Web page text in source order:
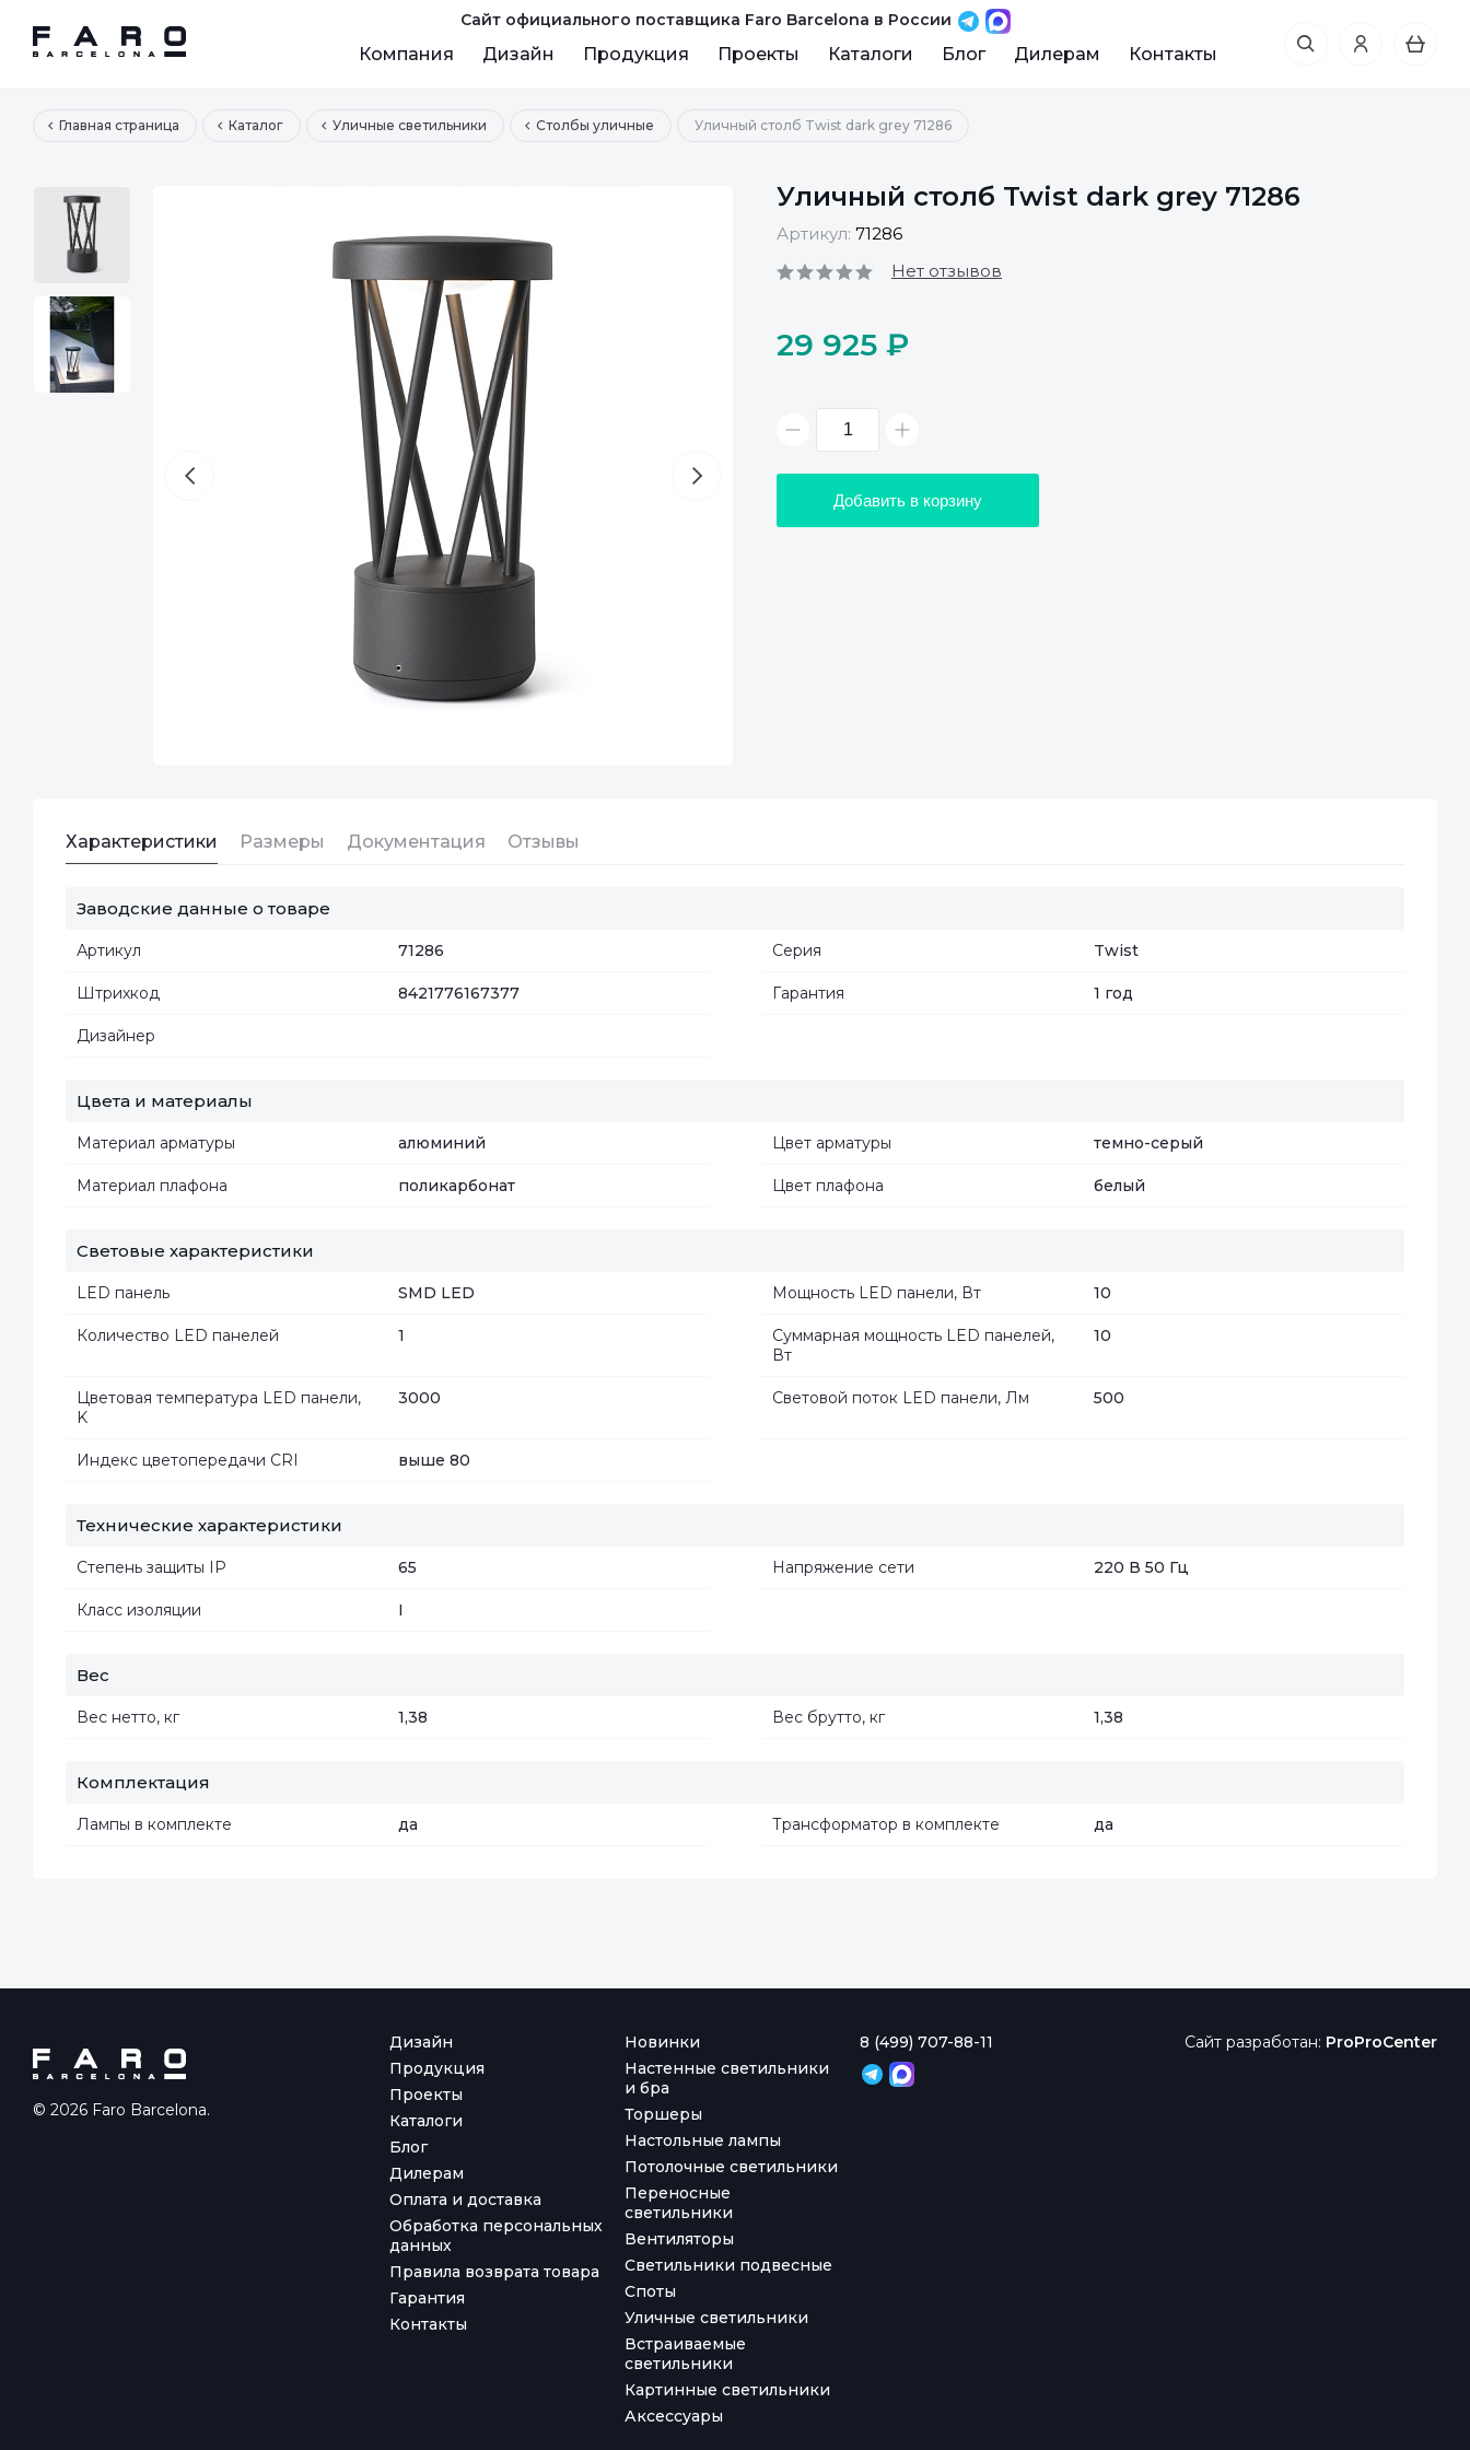
Сайт официального поставщика Faro Barcelona в России
Компания Дизайн Продукция Проекты Каталоги Блог Дилерам Контакты
Главная страница Каталог Уличные светильники Столбы уличные Уличный столб Twist dark grey 71286
Уличный столб Twist dark grey 71286
Артикул: 71286
Нет отзывов
29 925 ₽
Добавить в корзину
Характеристики Размеры Документация Отзывы
Заводские данные о товаре
Артикул 71286 Серия Twist
Штрихкод 8421776167377 Гарантия 1 год
Дизайнер
Цвета и материалы
Материал арматуры алюминий Цвет арматуры темно-серый
Материал плафона поликарбонат Цвет плафона белый
Световые характеристики
LED панель SMD LED Мощность LED панели, Вт 10
Количество LED панелей 1
Суммарная мощность LED панелей,
Вт
10
Цветовая температура LED панели,
K
3000 Световой поток LED панели, Лм 500
Индекс цветопередачи CRI выше 80
Технические характеристики
Степень защиты IP 65 Напряжение сети 220 В 50 Гц
Класс изоляции I
Вес
Вес нетто, кг 1,38 Вес брутто, кг 1,38
Комплектация
Лампы в комплекте да Трансформатор в комплекте да
© 2026 Faro Barcelona.
Дизайн
Продукция
Проекты
Каталоги
Блог
Дилерам
Оплата и доставка
Обработка персональных
данных
Правила возврата товара
Гарантия
Контакты
Новинки
Настенные светильники
и бра
Торшеры
Настольные лампы
Потолочные светильники
Переносные
светильники
Вентиляторы
Светильники подвесные
Споты
Уличные светильники
Встраиваемые
светильники
Картинные светильники
Аксессуары
8 (499) 707-88-11 Сайт разработан: ProProCenter